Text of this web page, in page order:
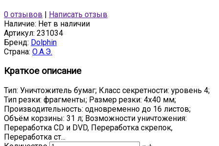
0 отзывов
Написать отзыв
Наличие: Нет в наличии
Артикул: 231034
Бренд: Dolphin
Страна: О.А.Э.
Краткое описание
Тип: Уничтожитель бумаг; Класс секретности: уровень 4;
Тип резки: фрагменты; Размер резки: 4х40 мм;
Производительность: одновременно до 16 листов;
Объём корзины: 31 л; Возможности уничтожения:
Переработка CD и DVD, Переработка скрепок,
Переработка ст...